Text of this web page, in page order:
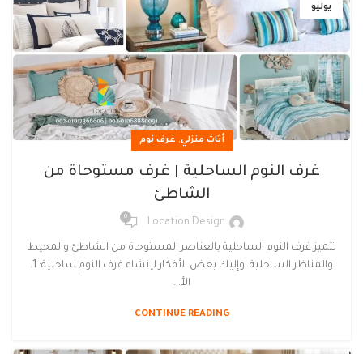
يوليو
أثاث منزلي, غرف نوم
غرف النوم الساحلية | غرف مستوحاة من
الشاطئ
Location Design
0
تتميز غرف النوم الساحلية بالعناصر المستوحاة من الشاطئ والمحيط
والمناظر الساحلية. وإليك بعض الأفكار لإنشاء غرف النوم ساحلية: 1.
الأ...
CONTINUE READING